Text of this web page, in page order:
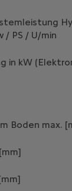
/ PS / U/min
in kW
Boden max.